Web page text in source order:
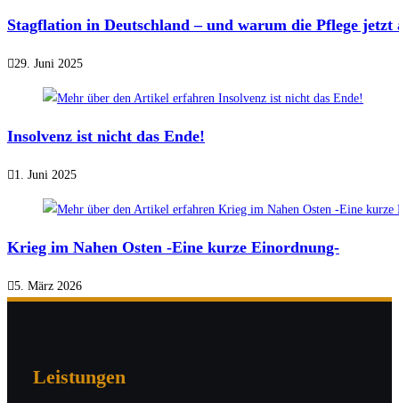
Stagflation in Deutschland – und warum die Pflege
29. Juni 2025
Insolvenz ist nicht das Ende!
1. Juni 2025
Krieg im Nahen Osten -Eine kurze Einordnung-
5. März 2026
Leistungen